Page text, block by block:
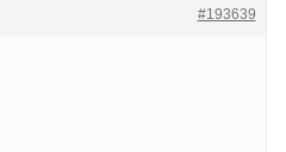
#193639